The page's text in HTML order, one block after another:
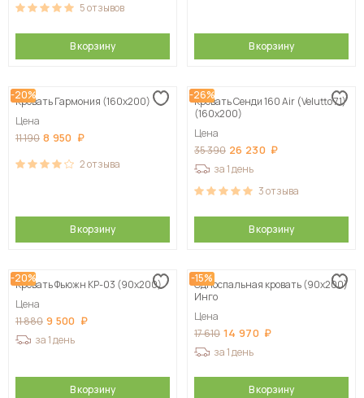
5отзывов
В корзину В корзину
-20%
Кровать Гармония (160х200)
Цена
11 190 8 950
2отзыва
В корзину
-26%
Кровать Сенди 160 Air (Velutto 71)
(160х200)
Цена
35 390 26 230
за 1 день
3отзыва
В корзину
-20%
Кровать Фьюжн КР-03 (90х200)
Цена
11 880 9 500
за 1 день
В корзину
-15%
Односпальная кровать (90х200)
Инго
Цена
17 610 14 970
за 1 день
В корзину